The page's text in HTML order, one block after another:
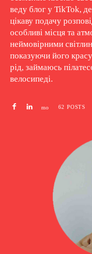
веду блог у TikTok,
цікаву подачу
особливі місця та
неймовірними
показуючи його
рід, займаюсь
велосипеді.
62 POSTS